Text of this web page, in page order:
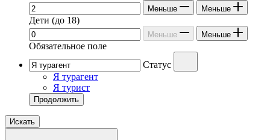
Меньше Меньше
Дети (до 18)
Меньше Меньше
Обязательное поле
Статус
Я турагент
Я турист
Продолжить
Искать